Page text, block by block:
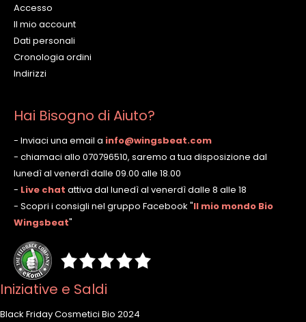
Accesso
Il mio account
Dati personali
Cronologia ordini
Indirizzi
Hai Bisogno di Aiuto?
- Inviaci una email a info@wingsbeat.com
- chiamaci allo 070796510, saremo a tua disposizione dal
lunedì al venerdì dalle 09.00 alle 18.00
- Live chat attiva dal lunedì al venerdì dalle 8 alle 18
- Scopri i consigli nel gruppo Facebook "Il mio mondo Bio
Wingsbeat"
Iniziative e Saldi
Black Friday Cosmetici Bio 2024